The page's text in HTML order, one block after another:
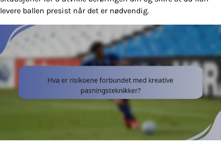
levere ballen presist når det er nødvendig.